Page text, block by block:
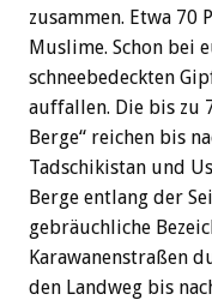
zusammen. Etwa 70
Muslime. Schon bei
schneebedeckten
auffallen. Die bis zu
Berge“ reichen bis
Tadschikistan und
Berge entlang der
gebräuchliche
Karawanenstraßen
den Landweg bis